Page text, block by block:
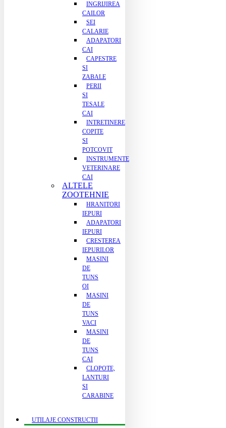
INGRIJIREA
CAILOR
SEI
CALARIE
ADAPATORI
CAI
CAPESTRE
SI
ZABALE
PERII
SI
TESALE
CAI
INTRETINERE
COPITE
SI
POTCOVIT
INSTRUMENTE
VETERINARE
CAI
ALTELE
ZOOTEHNIE
HRANITORI
IEPURI
ADAPATORI
IEPURI
CRESTEREA
IEPURILOR
MASINI
DE
TUNS
OI
MASINI
DE
TUNS
VACI
MASINI
DE
TUNS
CAI
CLOPOTE,
LANTURI
SI
CARABINE
UTILAJE CONSTRUCTII